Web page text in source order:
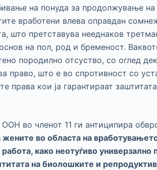
на понуда за продолжување
вработени влева оправдан
што претставува нееднаков
на пол, род и бременост.
породилно отсуство, со оглед
што е во спротивност со
права кои ја гарантираат
во членот 11 ги антиципира
во областа на
како неотуѓиво универзално
на биолошките и